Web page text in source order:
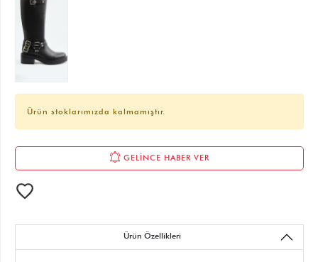
Ürün stoklarımızda kalmamıştır.
GELİNCE HABER VER
Ürün Özellikleri